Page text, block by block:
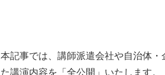
本記事では、講師派遣会社や自治体
た講演内容を「全公開」いたします。